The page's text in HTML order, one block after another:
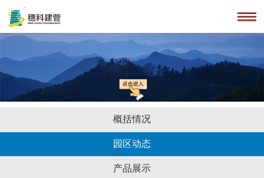
概括情况
园区动态
产品展示